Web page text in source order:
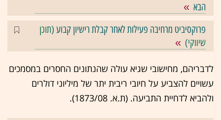
הבא
פרוקסיביט מרחיבה פעילות לאחר קבלת רישיון קבוע (תוכן
שיווקי)
לדבריהם, מחישובי שגיא עולה שהנתונים החסרים במסמכים
עשויים להצביע על חיובי ריבית יתר של מיליוני דולרים
ולהביא לדחיית התביעה. (ת.א. 1873/08).